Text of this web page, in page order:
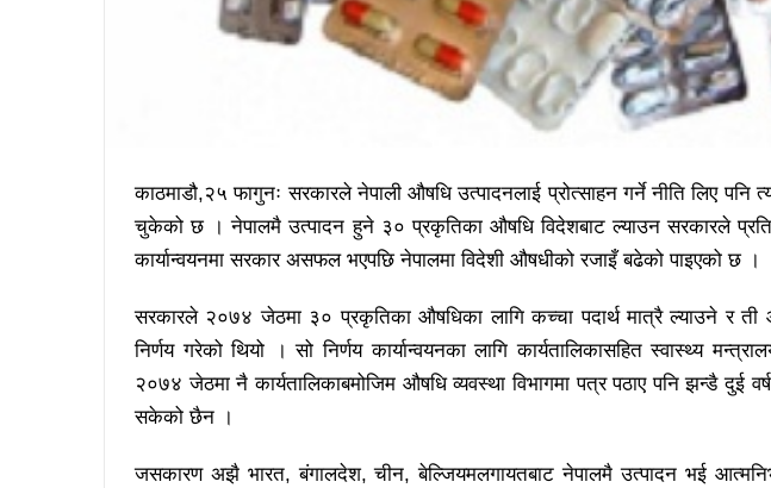
काठमाडौ,२५ फागुनः सरकारले नेपाली औषधि उत्पादनलाई प्रोत्साहन गर्ने नीति लिए पनि
चुकेको छ । नेपालमै उत्पादन हुने ३० प्रकृतिका औषधि विदेशबाट ल्याउन सरकारले
कार्यान्वयनमा सरकार असफल भएपछि नेपालमा विदेशी औषधीको रजाइँ बढेको पाइएको छ ।
सरकारले २०७४ जेठमा ३० प्रकृतिका औषधिका लागि कच्चा पदार्थ मात्रै ल्याउने र ती
निर्णय गरेको थियो । सो निर्णय कार्यान्वयनका लागि कार्यतालिकासहित स्वास्थ्य
२०७४ जेठमा नै कार्यतालिकाबमोजिम औषधि व्यवस्था विभागमा पत्र पठाए पनि झन्डै दुई
सकेको छैन ।
जसकारण अझै भारत, बंगालदेश, चीन, बेल्जियमलगायतबाट नेपालमै उत्पादन भई